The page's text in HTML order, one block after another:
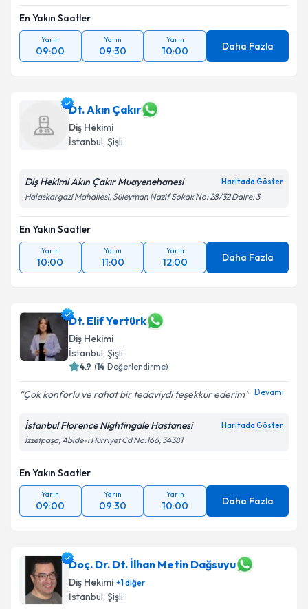
En Yakın Saatler
Yarın
09:00
Yarın
09:30
Yarın
10:00 Daha Fazla
Dt. Akın Çakır
Diş Hekimi
İstanbul, Şişli
Diş Hekimi Akın Çakır Muayenehanesi Haritada Göster
Halaskargazi Mahallesi, Süleyman Nazif Sokak No: 28/32 Daire: 3
En Yakın Saatler
Yarın
10:00
Yarın
11:00
Yarın
12:00 Daha Fazla
Dt. Elif Yertürk
Diş Hekimi
İstanbul, Şişli
4.9 (14 Değerlendirme)
Çok konforlu ve rahat bir tedaviydi teşekkür ederim Devamı
İstanbul Florence Nightingale Hastanesi Haritada Göster
İzzetpaşa, Abide-i Hürriyet Cd No:166, 34381
En Yakın Saatler
Yarın
09:00
Yarın
09:30
Yarın
10:00 Daha Fazla
Doç. Dr. Dt. İlhan Metin Dağsuyu
Diş Hekimi +1diğer
İstanbul, Şişli